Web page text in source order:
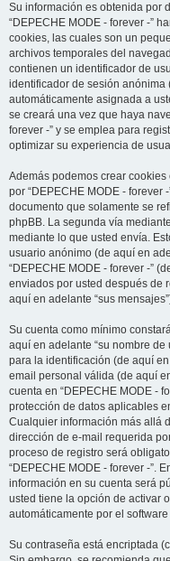
Su información es obtenida por
“DEPECHE MODE - forever -”
cookies, las cuales son un
archivos temporales del
contienen un identificador de
identificador de sesión anónima
automáticamente asignada a
se creará una vez que haya
forever -” y se emplea para
optimizar su experiencia de
Además podemos crear
por “DEPECHE MODE - forever
documento que solamente se
phpBB. La segunda vía
mediante lo que usted envía.
usuario anónimo (de aquí en
“DEPECHE MODE - forever -”
enviados por usted después de
aquí en adelante “sus
Su cuenta como mínimo
aquí en adelante “su nombre
para la identificación (de aquí
email personal válida (de aquí
cuenta en “DEPECHE MODE -
protección de datos aplicables
Cualquier información más allá
dirección de e-mail requerida
proceso de registro será
“DEPECHE MODE - forever -”.
información en su cuenta será
usted tiene la opción de activar
automáticamente por el
Su contraseña está encriptada